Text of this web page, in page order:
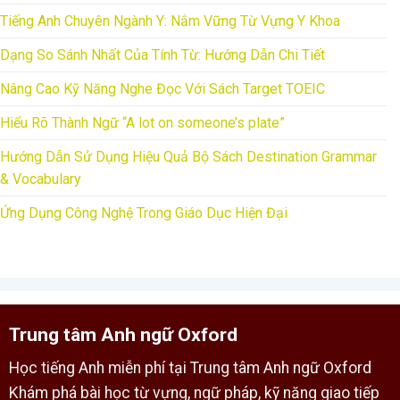
Tiếng Anh Chuyên Ngành Y: Nắm Vững Từ Vựng Y Khoa
Dạng So Sánh Nhất Của Tính Từ: Hướng Dẫn Chi Tiết
Nâng Cao Kỹ Năng Nghe Đọc Với Sách Target TOEIC
Hiểu Rõ Thành Ngữ “A lot on someone’s plate”
Hướng Dẫn Sử Dụng Hiệu Quả Bộ Sách Destination Grammar
& Vocabulary
Ứng Dụng Công Nghệ Trong Giáo Dục Hiện Đại
Trung tâm Anh ngữ Oxford
Học tiếng Anh miễn phí tại Trung tâm Anh ngữ Oxford
Khám phá bài học từ vựng, ngữ pháp, kỹ năng giao tiếp